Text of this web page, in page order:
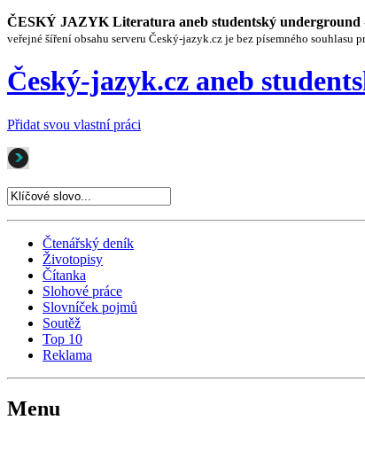
ČESKÝ JAZYK Literatura aneb studentský underground
veřejné šíření obsahu serveru Český-jazyk.cz je bez písemného
Český-jazyk.cz aneb
Přidat svou vlastní práci
Čtenářský deník
Životopisy
Čítanka
Slohové práce
Slovníček pojmů
Soutěž
Top 10
Reklama
Menu